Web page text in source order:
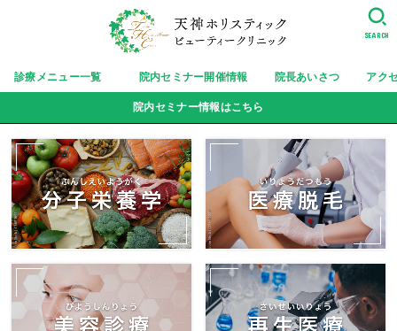
診療メニュー一覧 院内セミナー開催情報 院長あいさつ アク
SEARCH
院内セミナー情報はこちら